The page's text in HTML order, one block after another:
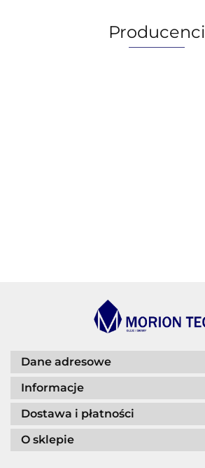
Producenci
Dane adresowe
Informacje
Dostawa i płatności
O sklepie